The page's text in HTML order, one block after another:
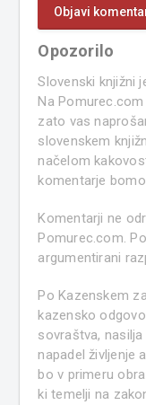
Opozorilo
Slovenski knjižni
Na
zato vas
slovenskem
načelom
komentarje
Komentarji ne
Pomurec.com.
argumentirani
Po Kazenskem
kazensko
sovraštva,
napadel življenje
bo v primeru
ki temelji na